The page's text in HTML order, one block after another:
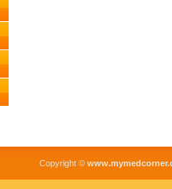
Copyright ©